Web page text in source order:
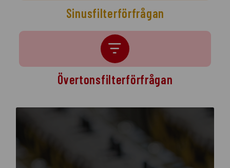
Sinusfilterförfrågan
Övertonsfilterförfrågan